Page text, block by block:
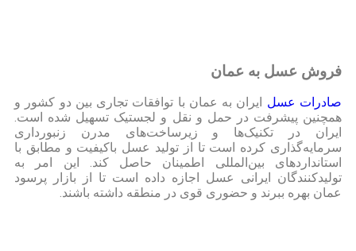
فروش عسل به عمان
صادرات عسل ایران به عمان با توافقات تجاری بین دو کشور و
همچنین پیشرفت در حمل و نقل و لجستیک تسهیل شده است.
ایران در تکنیک‌ها و زیرساخت‌های مدرن زنبورداری
سرمایه‌گذاری کرده است تا از تولید عسل باکیفیت و مطابق با
استانداردهای بین‌المللی اطمینان حاصل کند. این امر به
تولیدکنندگان ایرانی عسل اجازه داده است تا از بازار پرسود
عمان بهره ببرند و حضوری قوی در منطقه داشته باشند.